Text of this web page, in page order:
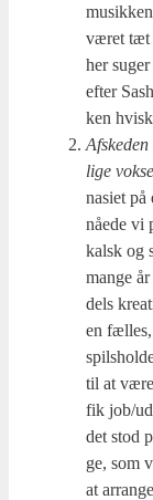
været tæt
her
efter
ken
li­ge
na­si­et på
nåe­de vi
kalsk og
man­ge
dels
en
til at
fik job/
det stod
ge, som
at